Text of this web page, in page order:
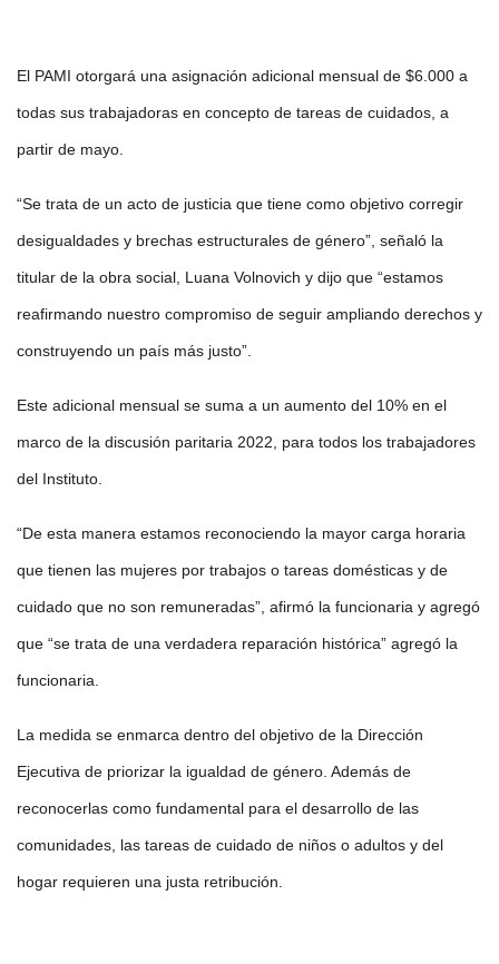
El PAMI otorgará una asignación adicional mensual de $6.000 a
todas sus trabajadoras en concepto de tareas de cuidados, a
partir de mayo.
“Se trata de un acto de justicia que tiene como objetivo corregir
desigualdades y brechas estructurales de género”, señaló la
titular de la obra social, Luana Volnovich y dijo que “estamos
reafirmando nuestro compromiso de seguir ampliando derechos y
construyendo un país más justo”.
Este adicional mensual se suma a un aumento del 10% en el
marco de la discusión paritaria 2022, para todos los trabajadores
del Instituto.
“De esta manera estamos reconociendo la mayor carga horaria
que tienen las mujeres por trabajos o tareas domésticas y de
cuidado que no son remuneradas”, afirmó la funcionaria y agregó
que “se trata de una verdadera reparación histórica” agregó la
funcionaria.
La medida se enmarca dentro del objetivo de la Dirección
Ejecutiva de priorizar la igualdad de género. Además de
reconocerlas como fundamental para el desarrollo de las
comunidades, las tareas de cuidado de niños o adultos y del
hogar requieren una justa retribución.